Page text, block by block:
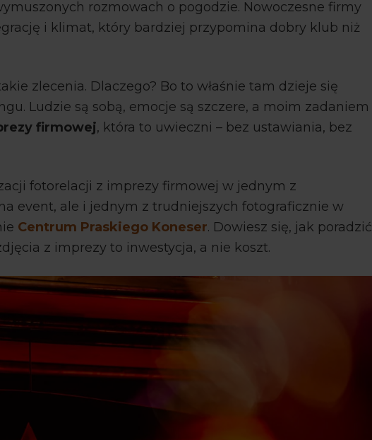
rozmowach o pogodzie. Nowoczesne firmy
i klimat, który bardziej przypomina dobry klub niż
zlecenia. Dlaczego? Bo to właśnie tam dzieje się
Ludzie są sobą, emocje są szczere, a moim zadaniem
firmowej, która to uwieczni – bez ustawiania, bez
fotorelacji z imprezy firmowej w jednym z
event, ale i jednym z trudniejszych fotograficznie w
Centrum Praskiego Koneser. Dowiesz się, jak poradzić
z imprezy to inwestycja, a nie koszt.